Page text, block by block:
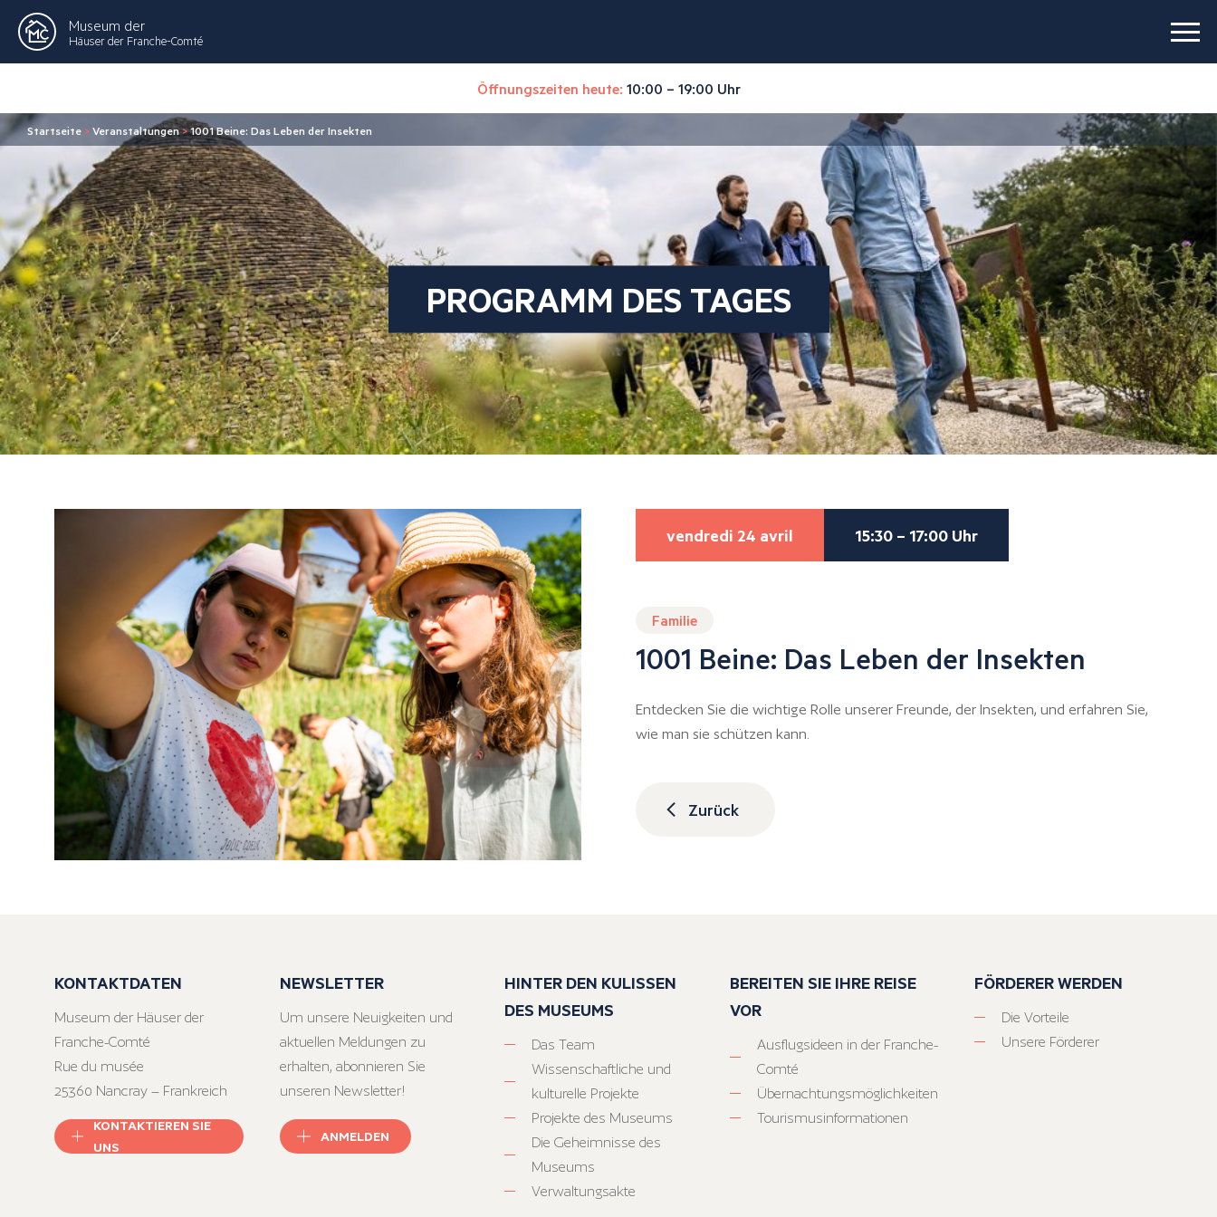
Museum der
Häuser der Franche-Comté
Öffnungszeiten heute: 10:00 – 19:00 Uhr
Startseite >Veranstaltungen>1001 Beine: Das Leben der Insekten
PROGRAMM DES TAGES
vendredi 24 avril 15:30 – 17:00 Uhr
Familie
1001 Beine: Das Leben der Insekten
Entdecken Sie die wichtige Rolle unserer Freunde, der Insekten, und erfahren Sie,
wie man sie schützen kann.
Zurück
KONTAKTDATEN
Museum der Häuser der
Franche-Comté
Rue du musée
25360 Nancray – Frankreich
KONTAKTIEREN SIE
UNS
NEWSLETTER
Um unsere Neuigkeiten und
aktuellen Meldungen zu
erhalten, abonnieren Sie
unseren Newsletter!
ANMELDEN
HINTER DEN KULISSEN
DES MUSEUMS
Das Team
Wissenschaftliche und
kulturelle Projekte
Projekte des Museums
Die Geheimnisse des
Museums
Verwaltungsakte
BEREITEN SIE IHRE REISE
VOR
Ausflugsideen in der Franche-
Comté
Übernachtungsmöglichkeiten
Tourismusinformationen
FÖRDERER WERDEN
Die Vorteile
Unsere Förderer